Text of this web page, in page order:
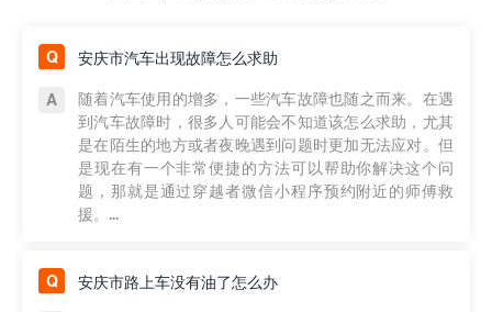
安庆市汽车出现故障怎么求助
随着汽车使用的增多，一些汽车故障也随之而来。在遇
到汽车故障时，很多人可能会不知道该怎么求助，尤其
是在陌生的地方或者夜晚遇到问题时更加无法应对。但
是现在有一个非常便捷的方法可以帮助你解决这个问
题，那就是通过穿越者微信小程序预约附近的师傅救
援。...
安庆市路上车没有油了怎么办